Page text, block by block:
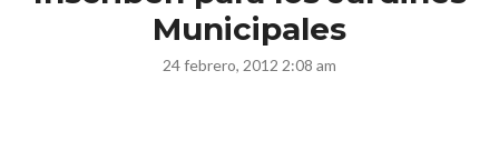
Municipales
24 febrero, 2012 2:08 am